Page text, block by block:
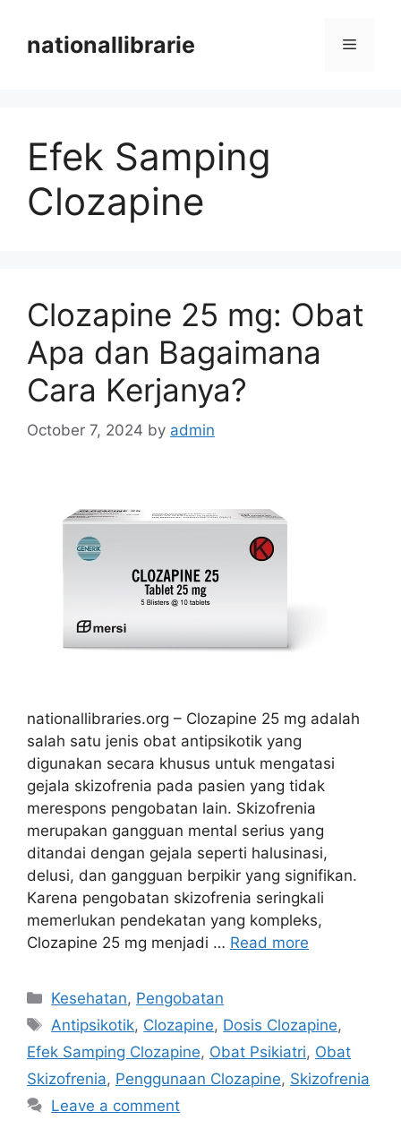
contentnationallibrarie Menu
Efek Samping
Clozapine
Clozapine 25 mg: Obat
Apa dan Bagaimana
Cara Kerjanya?
October 7, 2024 by admin
nationallibraries.org – Clozapine 25 mg adalah
salah satu jenis obat antipsikotik yang
digunakan secara khusus untuk mengatasi
gejala skizofrenia pada pasien yang tidak
merespons pengobatan lain. Skizofrenia
merupakan gangguan mental serius yang
ditandai dengan gejala seperti halusinasi,
delusi, dan gangguan berpikir yang signifikan.
Karena pengobatan skizofrenia seringkali
memerlukan pendekatan yang kompleks,
Clozapine 25 mg menjadi … Read more
Categories
Kesehatan, Pengobatan
Tags
Antipsikotik, Clozapine, Dosis Clozapine,
Efek Samping Clozapine, Obat Psikiatri, Obat
Skizofrenia, Penggunaan Clozapine, Skizofrenia
Leave a comment